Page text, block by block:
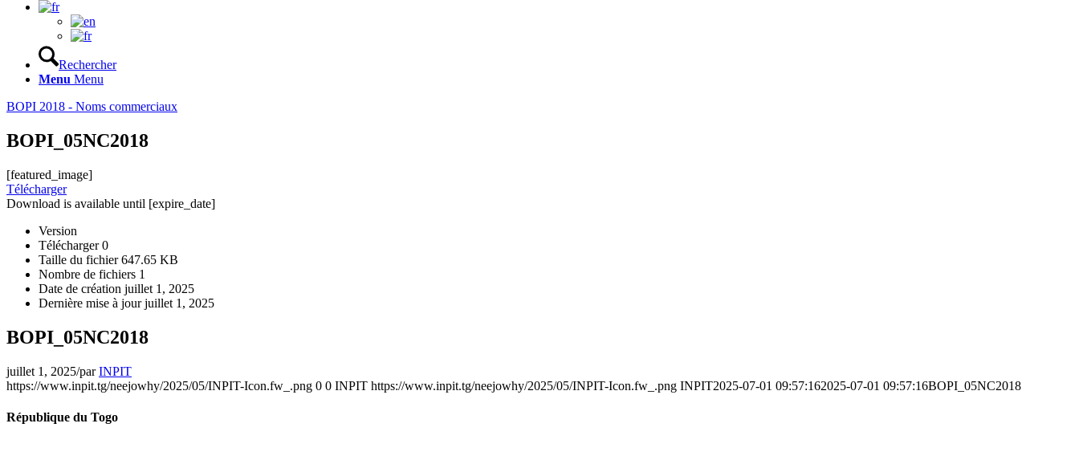
Rechercher
Menu Menu
BOPI 2018 - Noms commerciaux
BOPI_05NC2018
[featured_image]
Télécharger
Download is available until [expire_date]
Version
Télécharger0
Taille du fichier647.65 KB
Nombre de fichiers 1
Date de création juillet 1, 2025
Dernière mise à jourjuillet 1, 2025
BOPI_05NC2018
juillet 1, 2025/parINPIT
https://www.inpit.tg/neejowhy/2025/05/INPIT-Icon.fw_.png 0 0 INPIT https://www.inpit.tg/neejowhy/2025/05/INPIT-Icon.fw_.png INPIT2025-07-01 09:57:162025-07-01 09:57:16BOPI_05NC2018
République du Togo